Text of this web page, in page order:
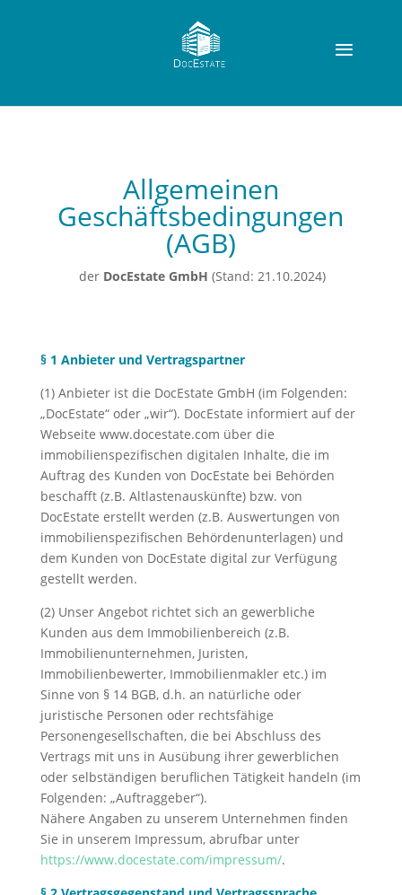
Allgemeinen
Geschäftsbedingungen
(AGB)
der DocEstate GmbH (Stand: 21.10.2024)
§ 1 Anbieter und Vertragspartner
(1) Anbieter ist die DocEstate GmbH (im Folgenden:
„DocEstate“ oder „wir“). DocEstate informiert auf der
Webseite www.docestate.com über die
immobilienspezifischen digitalen Inhalte, die im
Auftrag des Kunden von DocEstate bei Behörden
beschafft (z.B. Altlastenauskünfte) bzw. von
DocEstate erstellt werden (z.B. Auswertungen von
immobilienspezifischen Behördenunterlagen) und
dem Kunden von DocEstate digital zur Verfügung
gestellt werden.
(2) Unser Angebot richtet sich an gewerbliche
Kunden aus dem Immobilienbereich (z.B.
Immobilienunternehmen, Juristen,
Immobilienbewerter, Immobilienmakler etc.) im
Sinne von § 14 BGB, d.h. an natürliche oder
juristische Personen oder rechtsfähige
Personengesellschaften, die bei Abschluss des
Vertrags mit uns in Ausübung ihrer gewerblichen
oder selbständigen beruflichen Tätigkeit handeln (im
Folgenden: „Auftraggeber“).
Nähere Angaben zu unserem Unternehmen finden
Sie in unserem Impressum, abrufbar unter
https://www.docestate.com/impressum/.